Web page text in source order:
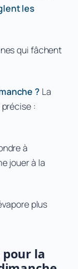
les
qui fâchent
? La
:
à
jouer à la
plus
la